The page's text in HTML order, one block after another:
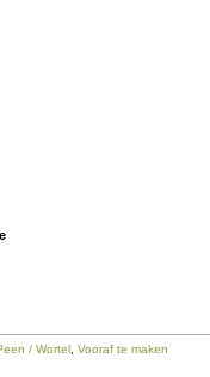
/ Wortel Vooraf te maken